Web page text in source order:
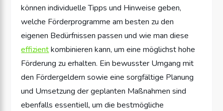
können individuelle Tipps und Hinweise geben,
welche Förderprogramme am besten zu den
eigenen Bedürfnissen passen und wie man diese
effizientkombinieren kann, um eine möglichst hohe
Förderung zu erhalten. Ein bewusster Umgang mit
den Fördergeldern sowie eine sorgfältige Planung
und Umsetzung der geplanten Maßnahmen sind
ebenfalls essentiell, um die bestmögliche